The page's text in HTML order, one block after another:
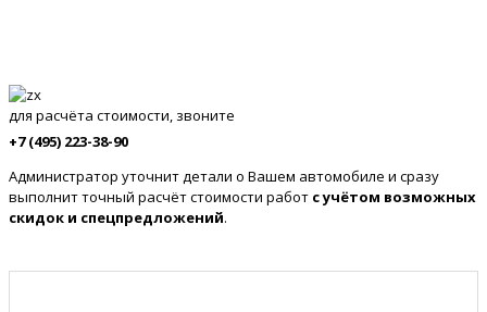
для расчёта стоимости, звоните
+7 (495) 223-38-90
Администратор уточнит детали о Вашем автомобиле и сразу
выполнит точный расчёт стоимости работ с учётом возможных
скидок и спецпредложений.